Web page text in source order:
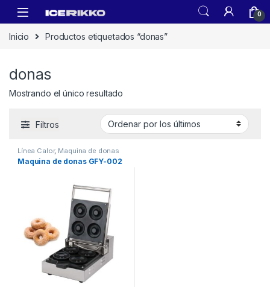
0
Inicio Productos etiquetados “donas”
donas
Mostrando el único resultado
Filtros
Línea Calor, Maquina de donas
Maquina de donas GFY-002